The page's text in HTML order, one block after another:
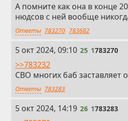
А помните как она в конце
нюдсов с ней вообще
Ответы 783270 783682
25
5 окт 2024, 09:10 25 1783270
>>783232
СВО многих баб заставляет
Ответы 783283
26
5 окт 2024, 14:19 26 1783283